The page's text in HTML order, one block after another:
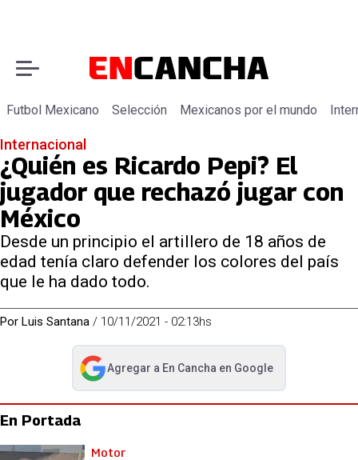
Futbol Mexicano Selección Mexicanos por el mundo
Internacional
¿Quién es Ricardo Pepi? El
jugador que rechazó jugar con
México
Desde un principio el artillero de 18 años de
edad tenía claro defender los colores del país
que le ha dado todo.
Por Luis Santana / 10/11/2021 - 02:13hs
Agregar a En Cancha en Google
abre en nueva pestaña
En Portada
Motor